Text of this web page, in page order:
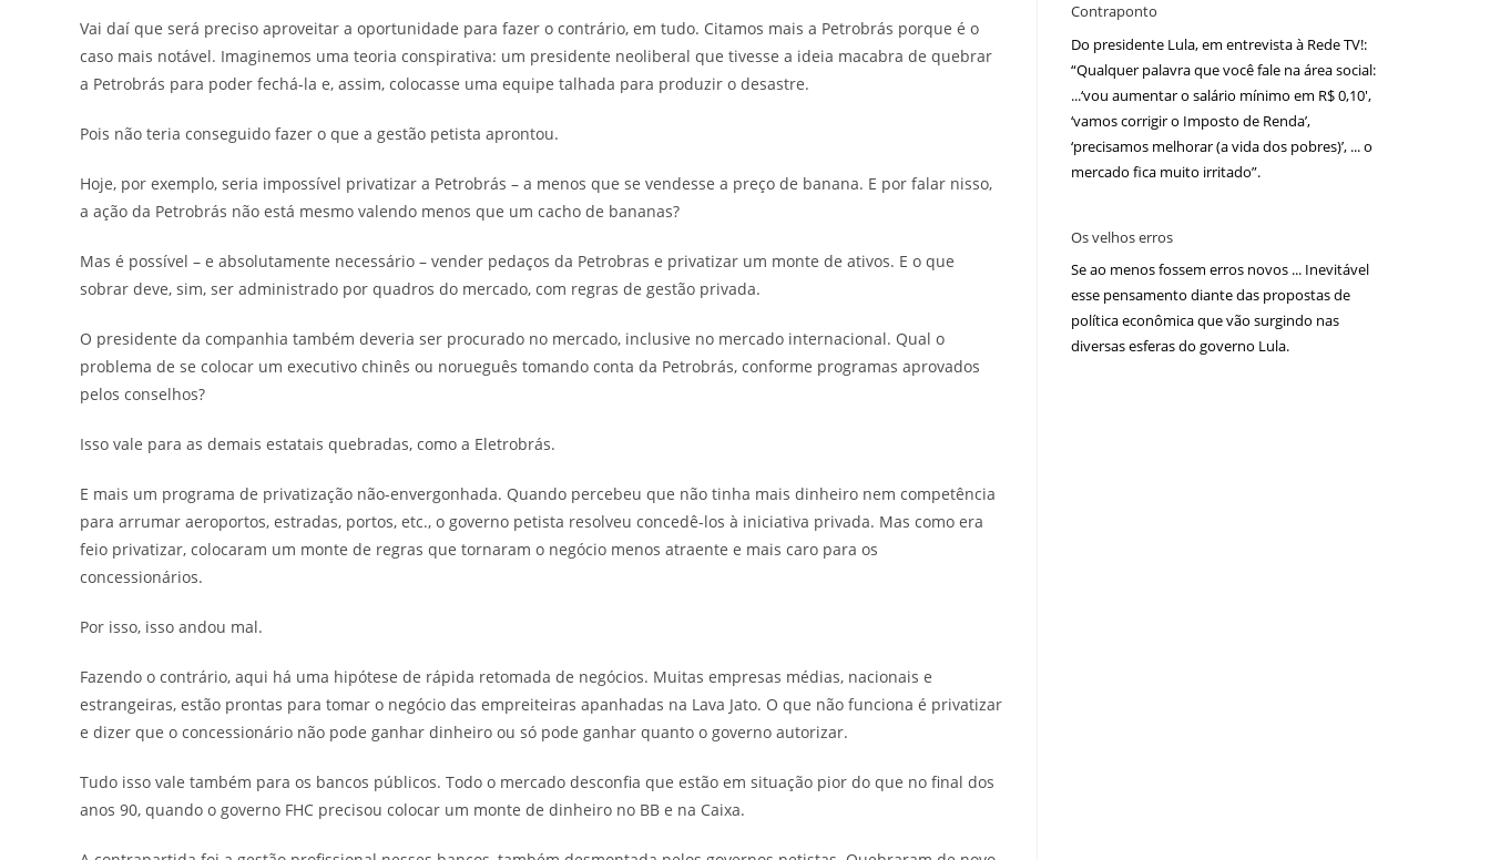
Vai daí que será preciso aproveitar a oportunidade para fazer o contrário, em tudo. Citamos mais a Petrobrás porque é o
caso mais notável. Imaginemos uma teoria conspirativa: um presidente neoliberal que tivesse a ideia macabra de quebrar
a Petrobrás para poder fechá-la e, assim, colocasse uma equipe talhada para produzir o desastre.
Pois não teria conseguido fazer o que a gestão petista aprontou.
Hoje, por exemplo, seria impossível privatizar a Petrobrás – a menos que se vendesse a preço de banana. E por falar nisso,
a ação da Petrobrás não está mesmo valendo menos que um cacho de bananas?
Mas é possível – e absolutamente necessário – vender pedaços da Petrobras e privatizar um monte de ativos. E o que
sobrar deve, sim, ser administrado por quadros do mercado, com regras de gestão privada.
O presidente da companhia também deveria ser procurado no mercado, inclusive no mercado internacional. Qual o
problema de se colocar um executivo chinês ou norueguês tomando conta da Petrobrás, conforme programas aprovados
pelos conselhos?
Isso vale para as demais estatais quebradas, como a Eletrobrás.
E mais um programa de privatização não-envergonhada. Quando percebeu que não tinha mais dinheiro nem competência
para arrumar aeroportos, estradas, portos, etc., o governo petista resolveu concedê-los à iniciativa privada. Mas como era
feio privatizar, colocaram um monte de regras que tornaram o negócio menos atraente e mais caro para os
concessionários.
Por isso, isso andou mal.
Fazendo o contrário, aqui há uma hipótese de rápida retomada de negócios. Muitas empresas médias, nacionais e
estrangeiras, estão prontas para tomar o negócio das empreiteiras apanhadas na Lava Jato. O que não funciona é privatizar
e dizer que o concessionário não pode ganhar dinheiro ou só pode ganhar quanto o governo autorizar.
Tudo isso vale também para os bancos públicos. Todo o mercado desconfia que estão em situação pior do que no final dos
anos 90, quando o governo FHC precisou colocar um monte de dinheiro no BB e na Caixa.
Contraponto
Do presidente Lula, em entrevista à Rede TV!:
“Qualquer palavra que você fale na área social:
...‘vou aumentar o salário mínimo em R$ 0,10′,
‘vamos corrigir o Imposto de Renda’,
‘precisamos melhorar (a vida dos pobres)’, ... o
mercado fica muito irritado”.
Os velhos erros
Se ao menos fossem erros novos ... Inevitável
esse pensamento diante das propostas de
política econômica que vão surgindo nas
diversas esferas do governo Lula.